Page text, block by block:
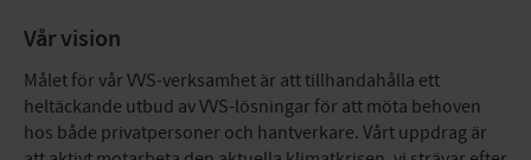
Vår vision
Målet för vår VVS-verksamhet är att tillhandahålla ett
heltäckande utbud av VVS-lösningar för att möta behoven
hos både privatpersoner och hantverkare. Vårt uppdrag är